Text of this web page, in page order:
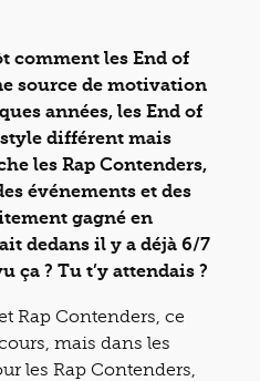
comment les End of
source de motivation
années, les End of
différent mais
les Rap Contenders,
événements et des
gagné en
dedans il y a déjà 6/7
ça ? Tu t’y attendais ?
Rap Contenders, ce
mais dans les
les Rap Contenders,